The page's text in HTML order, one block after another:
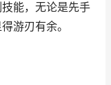
能，无论是先手
游刃有余。